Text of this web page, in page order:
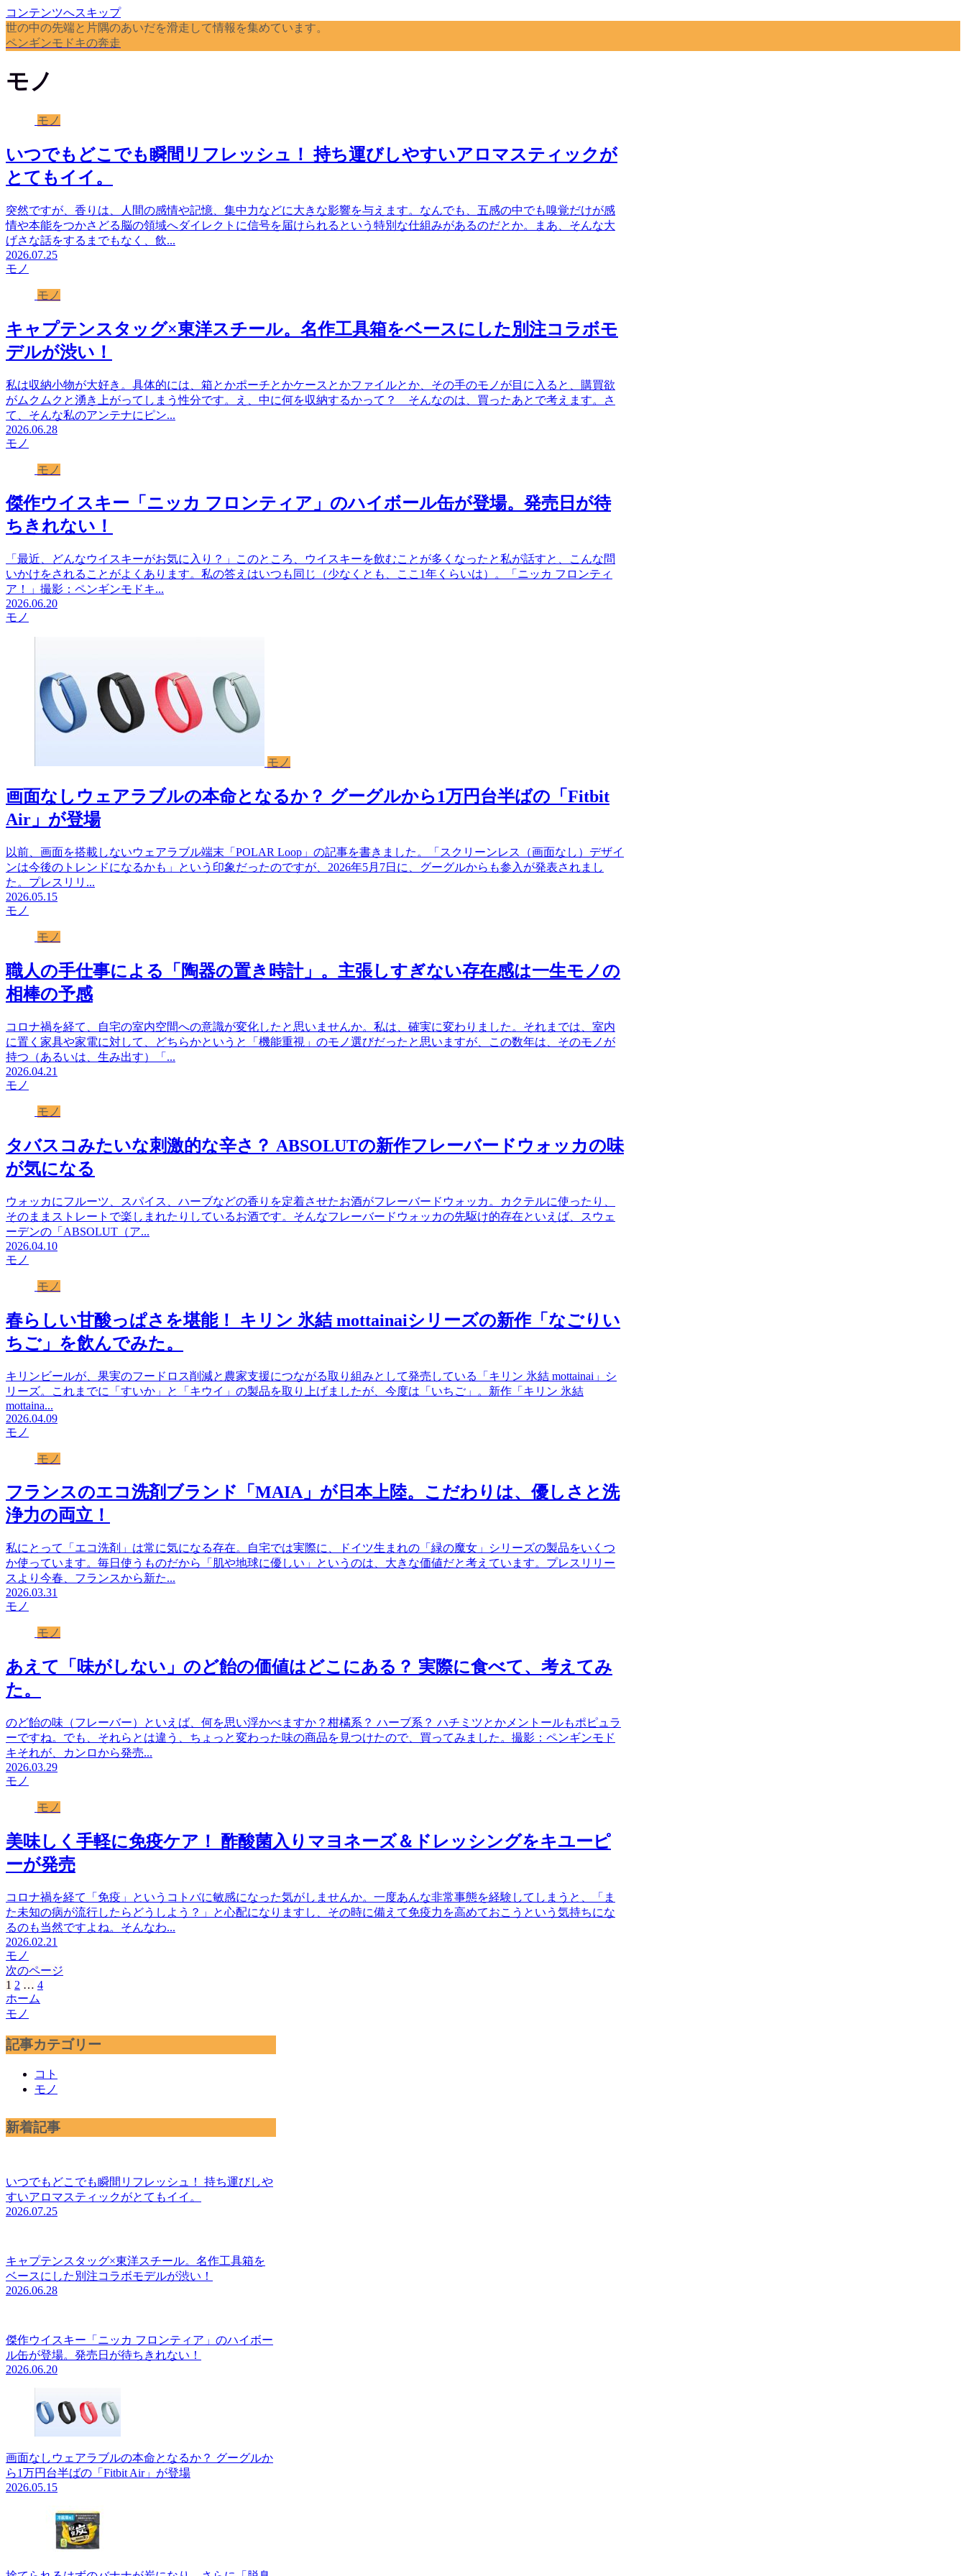
コンテンツへスキップ
世の中の先端と片隅のあいだを滑走して情報を集めています。
ペンギンモドキの奔走
モノ
モノ
いつでもどこでも瞬間リフレッシュ！ 持ち運びしやすいアロマスティックが
とてもイイ。
突然ですが、香りは、人間の感情や記憶、集中力などに大きな影響を与えます。なんでも、五感の中でも嗅覚だけが感
情や本能をつかさどる脳の領域へダイレクトに信号を届けられるという特別な仕組みがあるのだとか。まあ、そんな大
げさな話をするまでもなく、飲...
2026.07.25
モノ
モノ
キャプテンスタッグ×東洋スチール。名作工具箱をベースにした別注コラボモ
デルが渋い！
私は収納小物が大好き。具体的には、箱とかポーチとかケースとかファイルとか、その手のモノが目に入ると、購買欲
がムクムクと湧き上がってしまう性分です。え、中に何を収納するかって？ そんなのは、買ったあとで考えます。さ
て、そんな私のアンテナにピン...
2026.06.28
モノ
モノ
傑作ウイスキー「ニッカ フロンティア」のハイボール缶が登場。発売日が待
ちきれない！
「最近、どんなウイスキーがお気に入り？」このところ、ウイスキーを飲むことが多くなったと私が話すと、こんな問
いかけをされることがよくあります。私の答えはいつも同じ（少なくとも、ここ1年くらいは）。「ニッカ フロンティ
ア！」撮影：ペンギンモドキ...
2026.06.20
モノ
モノ
画面なしウェアラブルの本命となるか？ グーグルから1万円台半ばの「Fitbit
Air」が登場
以前、画面を搭載しないウェアラブル端末「POLAR Loop」の記事を書きました。「スクリーンレス（画面なし）デザイ
ンは今後のトレンドになるかも」という印象だったのですが、2026年5月7日に、グーグルからも参入が発表されまし
た。プレスリリ...
2026.05.15
モノ
モノ
職人の手仕事による「陶器の置き時計」。主張しすぎない存在感は一生モノの
相棒の予感
コロナ禍を経て、自宅の室内空間への意識が変化したと思いませんか。私は、確実に変わりました。それまでは、室内
に置く家具や家電に対して、どちらかというと「機能重視」のモノ選びだったと思いますが、この数年は、そのモノが
持つ（あるいは、生み出す）「...
2026.04.21
モノ
モノ
タバスコみたいな刺激的な辛さ？ ABSOLUTの新作フレーバードウォッカの味
が気になる
ウォッカにフルーツ、スパイス、ハーブなどの香りを定着させたお酒がフレーバードウォッカ。カクテルに使ったり、
そのままストレートで楽しまれたりしているお酒です。そんなフレーバードウォッカの先駆け的存在といえば、スウェ
ーデンの「ABSOLUT（ア...
2026.04.10
モノ
モノ
春らしい甘酸っぱさを堪能！ キリン 氷結 mottainaiシリーズの新作「なごりい
ちご」を飲んでみた。
キリンビールが、果実のフードロス削減と農家支援につながる取り組みとして発売している「キリン 氷結 mottainai」シ
リーズ。これまでに「すいか」と「キウイ」の製品を取り上げましたが、今度は「いちご」。新作「キリン 氷結
mottaina...
2026.04.09
モノ
モノ
フランスのエコ洗剤ブランド「MAIA」が日本上陸。こだわりは、優しさと洗
浄力の両立！
私にとって「エコ洗剤」は常に気になる存在。自宅では実際に、ドイツ生まれの「緑の魔女」シリーズの製品をいくつ
か使っています。毎日使うものだから「肌や地球に優しい」というのは、大きな価値だと考えています。プレスリリー
スより今春、フランスから新た...
2026.03.31
モノ
モノ
あえて「味がしない」のど飴の価値はどこにある？ 実際に食べて、考えてみ
た。
のど飴の味（フレーバー）といえば、何を思い浮かべますか？柑橘系？ ハーブ系？ ハチミツとかメントールもポピュラ
ーですね。でも、それらとは違う、ちょっと変わった味の商品を見つけたので、買ってみました。撮影：ペンギンモド
キそれが、カンロから発売...
2026.03.29
モノ
モノ
美味しく手軽に免疫ケア！ 酢酸菌入りマヨネーズ＆ドレッシングをキユーピ
ーが発売
コロナ禍を経て「免疫」というコトバに敏感になった気がしませんか。一度あんな非常事態を経験してしまうと、「ま
た未知の病が流行したらどうしよう？」と心配になりますし、その時に備えて免疫力を高めておこうという気持ちにな
るのも当然ですよね。そんなわ...
2026.02.21
モノ
次のページ
1 2 … 4次
ホーム
モノ
記事カテゴリー
コト
モノ
新着記事
いつでもどこでも瞬間リフレッシュ！ 持ち運びしや
すいアロマスティックがとてもイイ。
2026.07.25
キャプテンスタッグ×東洋スチール。名作工具箱を
ベースにした別注コラボモデルが渋い！
2026.06.28
傑作ウイスキー「ニッカ フロンティア」のハイボー
ル缶が登場。発売日が待ちきれない！
2026.06.20
画面なしウェアラブルの本命となるか？ グーグルか
ら1万円台半ばの「Fitbit Air」が登場
2026.05.15